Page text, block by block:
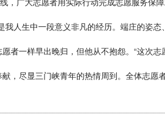
人生中一段意义非凡的经历。端庄的姿态
一样早出晚归，但他从不抱怨。“这次志
尽显三门峡青年的热情周到。全体志愿者